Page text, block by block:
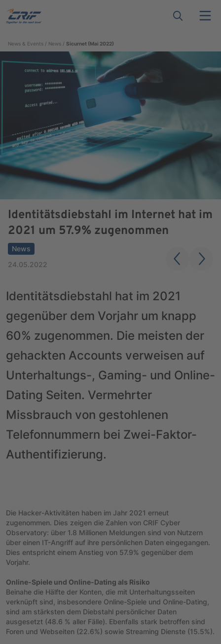
News & Events News Sicurnet (Mai 2022)
Identitätsdiebstahl im Internet hat im
2021 um 57.9% zugenommen
News
24.05.2022
Identitätsdiebstahl hat im 2021
gegenüber dem Vorjahr um knapp
60% zugenommen. Die meisten der
gehackten Accounts verweisen auf
Unterhaltungs-, Gaming- und Online-
Dating Seiten. Vermehrter
Missbrauch von gestohlenen
Telefonnummern bei Zwei-Faktor-
Authentifizierung.
Die Hacker-Aktivitäten haben im Jahr 2021 erneut
zugenommen. Dies zeigen die Zahlen von CRIF Cyber
Observatory: über 1.8 Millionen Meldungen sind von Nutzern
über einen IT-Angriff auf ihre persönlichen Daten eingegangen.
Dies entspricht einem Anstieg von 57.9% gegenüber dem
Vorjahr.
Online-Spiele und Online-Dating als Risiko
Beinahe die Hälfte der Konten, die mit Unterhaltungsseiten
verknüpft sind, insbesondere Online-Spiele und Online-Dating,
sind am stärksten dem Diebstahl persönlicher Daten
ausgesetzt (48.6 % aller Fälle). Ebenfalls stark betroffen sind
Foren und Webseiten (22.6%) sowie Streaming Dienste (15.5%).